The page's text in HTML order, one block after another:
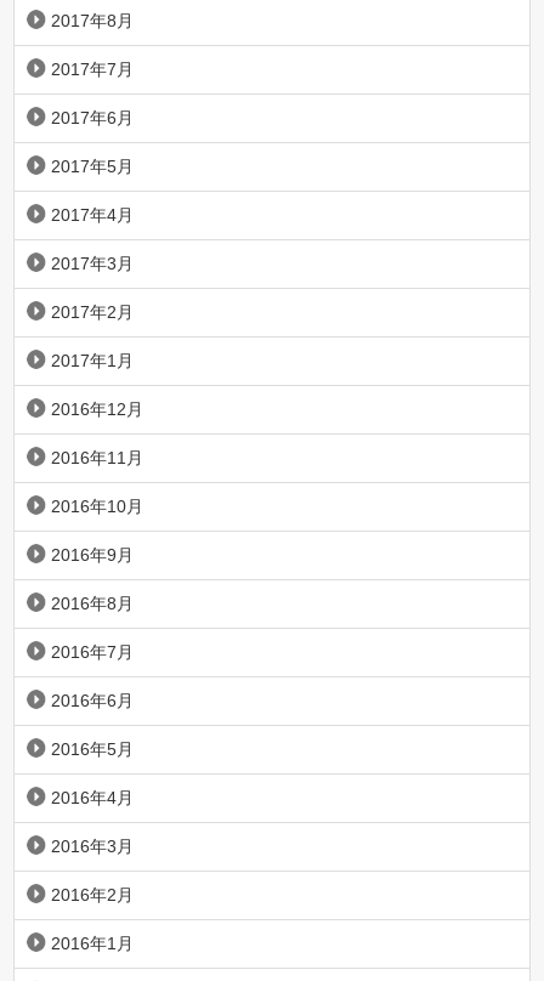
2017年8月
2017年7月
2017年6月
2017年5月
2017年4月
2017年3月
2017年2月
2017年1月
2016年12月
2016年11月
2016年10月
2016年9月
2016年8月
2016年7月
2016年6月
2016年5月
2016年4月
2016年3月
2016年2月
2016年1月